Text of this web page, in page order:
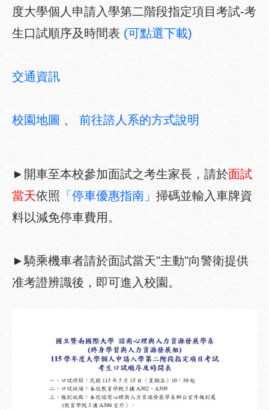
度大學個人申請入學第二階段指定項目考試-考
生口試順序及時間表 (可點選下載)
交通資訊
校園地圖 、 前往諮人系的方式說明
►開車至本校參加面試之考生家長，請於面試
當天依照 「停車優惠指南」 掃碼並輸入車牌資
料以減免停車費用。
►騎乘機車者請於面試當天"主動"向警衛提供
准考證辨識後，即可進入校園。